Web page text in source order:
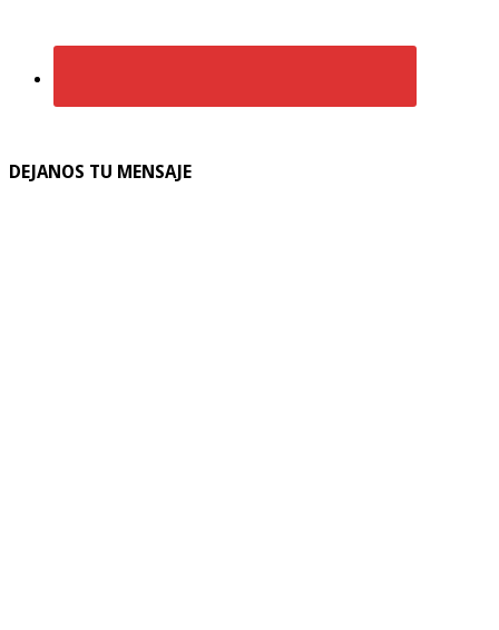
DEJANOS TU MENSAJE